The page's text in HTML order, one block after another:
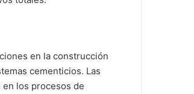
en la construcción
cementicios. Las
los procesos de